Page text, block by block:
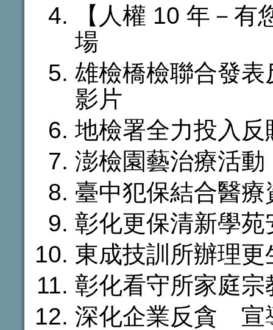
【人權 10 年－
場
雄檢橋檢聯合發
影片
地檢署全力投入
澎檢園藝治療活
臺中犯保結合醫
彰化更保清新學
東成技訓所辦理
彰化看守所家庭宗
深化企業反貪 宣